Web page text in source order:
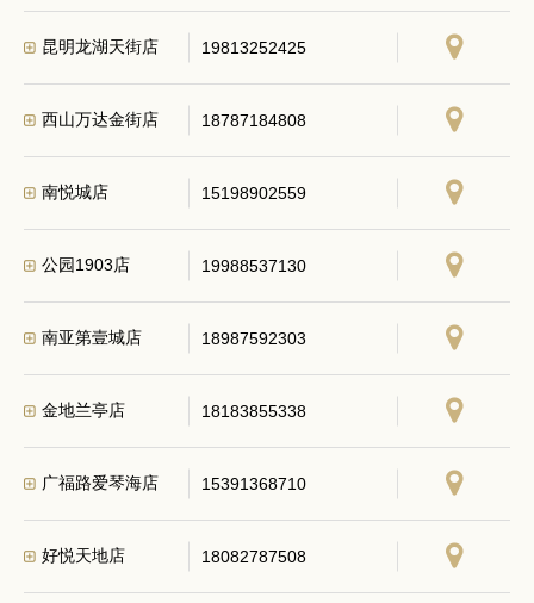
昆明龙湖天街店 19813252425
西山万达金街店 18787184808
南悦城店 15198902559
公园1903店 19988537130
南亚第壹城店 18987592303
金地兰亭店 18183855338
广福路爱琴海店 15391368710
好悦天地店 18082787508